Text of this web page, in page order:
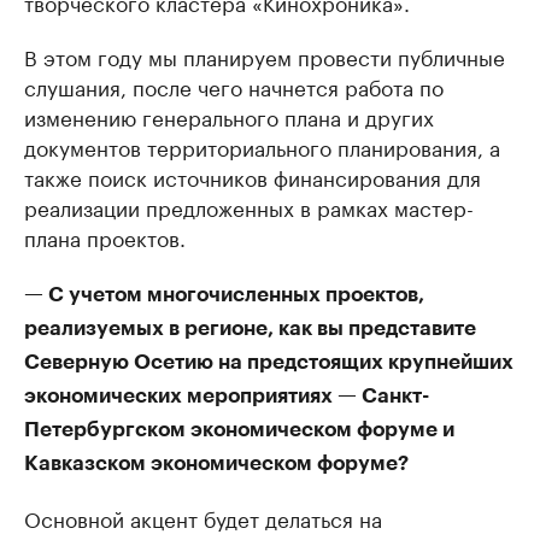
В этом году мы планируем провести публичные
слушания, после чего начнется работа по
изменению генерального плана и других
документов территориального планирования, а
также поиск источников финансирования для
реализации предложенных в рамках мастер-
плана проектов.
— С учетом многочисленных проектов,
реализуемых в регионе, как вы представите
Северную Осетию на предстоящих крупнейших
экономических мероприятиях — Санкт-
Петербургском экономическом форуме и
Кавказском экономическом форуме?
Основной акцент будет делаться на